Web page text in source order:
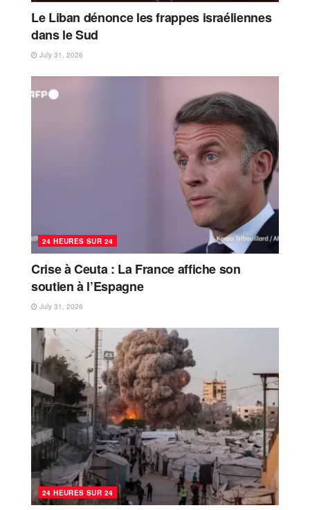
Le Liban dénonce les frappes israéliennes
dans le Sud
July 31, 2026
24 HEURES SUR 24
Crise à Ceuta : La France affiche son
soutien à l’Espagne
July 31, 2026
24 HEURES SUR 24